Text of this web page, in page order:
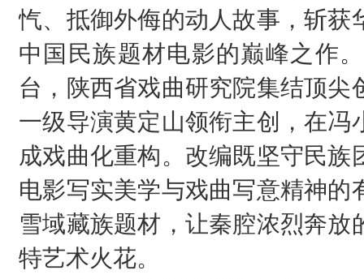
忾、抵御外侮的动人故事，斩获
中国民族题材电影的巅峰之作
台，陕西省戏曲研究院集结顶
一级导演黄定山领衔主创，在
成戏曲化重构。改编既坚守民
电影写实美学与戏曲写意精神
雪域藏族题材，让秦腔浓烈奔
特艺术火花。